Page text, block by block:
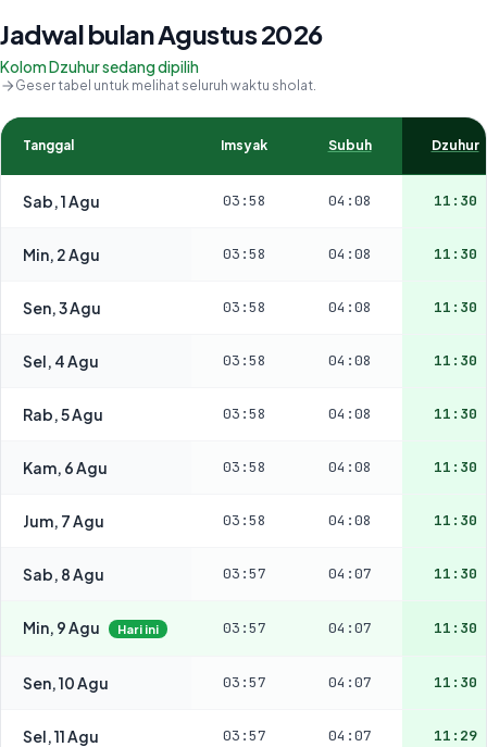
Jadwal bulan Agustus 2026
Kolom Dzuhur sedang dipilih
Geser tabel untuk melihat seluruh waktu sholat.
Tanggal Imsyak Subuh Dzuhur
Sab, 1 Agu 03:58 04:08 11:30
Min, 2 Agu 03:58 04:08 11:30
Sen, 3 Agu 03:58 04:08 11:30
Sel, 4 Agu 03:58 04:08 11:30
Rab, 5 Agu 03:58 04:08 11:30
Kam, 6 Agu 03:58 04:08 11:30
Jum, 7 Agu 03:58 04:08 11:30
Sab, 8 Agu 03:57 04:07 11:30
Min, 9 Agu Hari ini 03:57 04:07 11:30
Sen, 10 Agu 03:57 04:07 11:30
Sel, 11 Agu 03:57 04:07 11:29